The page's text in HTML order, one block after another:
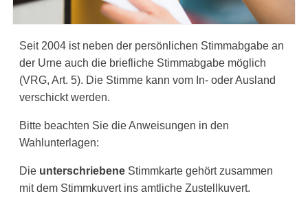
Seit 2004 ist neben der persönlichen Stimmabgabe an
der Urne auch die briefliche Stimmabgabe möglich
(VRG, Art. 5). Die Stimme kann vom In- oder Ausland
verschickt werden.
Bitte beachten Sie die Anweisungen in den
Wahlunterlagen:
Die unterschriebene Stimmkarte gehört zusammen
mit dem Stimmkuvert ins amtliche Zustellkuvert.